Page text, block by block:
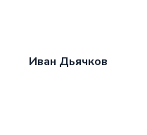
Иван Дьячков